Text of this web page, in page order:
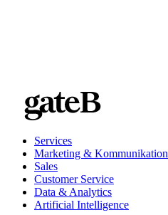
Services
Marketing & Kommunikation
Sales
Customer Service
Data & Analytics
Artificial Intelligence